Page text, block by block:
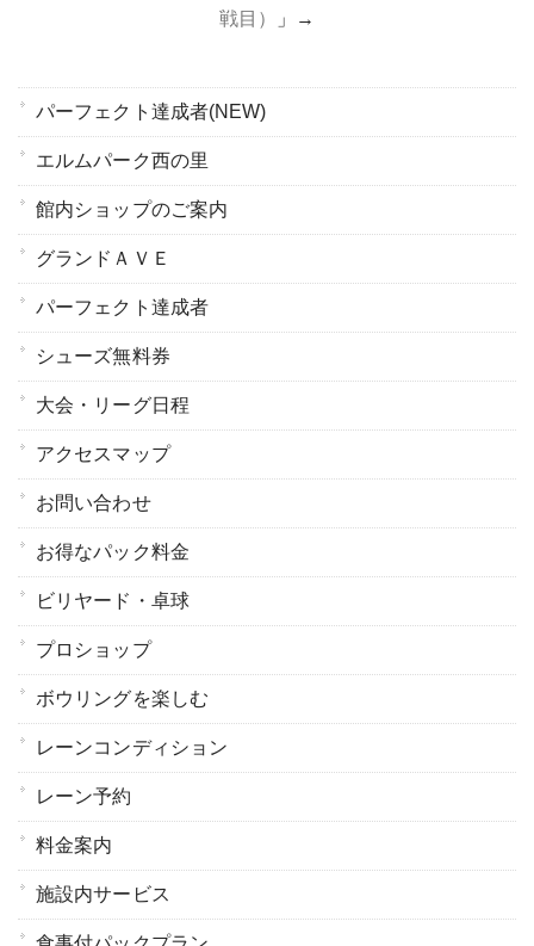
戦目）
」→
パーフェクト達成者(NEW)
エルムパーク西の里
館内ショップのご案内
グランドＡＶＥ
パーフェクト達成者
シューズ無料券
大会・リーグ日程
アクセスマップ
お問い合わせ
お得なパック料金
ビリヤード・卓球
プロショップ
ボウリングを楽しむ
レーンコンディション
レーン予約
料金案内
施設内サービス